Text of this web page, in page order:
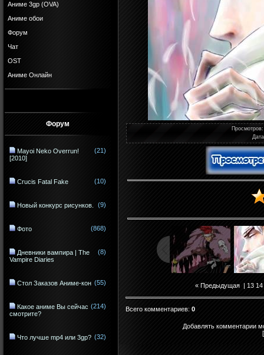
Аниме 3gp (OVA)
Аниме обои
Форум
Чат
OST
Аниме Онлайн
Форум
Mayoi Neko Overrun!
[2010]
(21)
Crucis Fatal Fake (10)
Новый конкурс рисунков. (9)
Фото (868)
Дневники вампира | The
Vampire Diaries
(8)
Стол Заказов Аниме-кон (55)
Какое аниме Вы сейчас
смотрите?
(214)
Что лучше mp4 или 3gp? (32)
Просмотров:
Дата
« Предыдущая | 13 14
Всего комментариев: 0
Добавлять комментарии